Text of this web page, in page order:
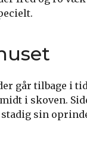
går tilbage i
i skoven.
sin